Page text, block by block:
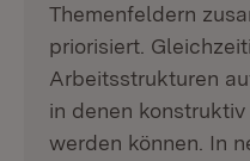
Themenfeldern
priorisiert.
Arbeitsstrukturen
in denen
werden können. In